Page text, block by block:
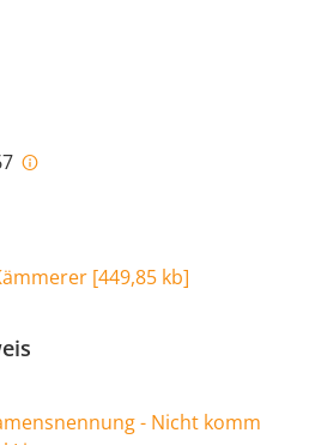
[449,85 kb]
- Nicht komm